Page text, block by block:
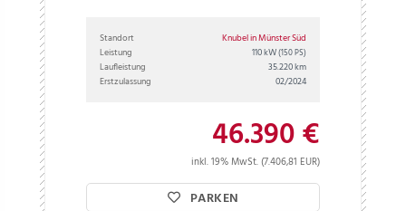
Standort
Knubel in Münster Süd
Leistung
110 kW(150 PS)
Laufleistung
35.220 km
Erstzulassung
02/2024
46.390 €
inkl. 19% MwSt. (7.406,81 EUR)
PARKEN